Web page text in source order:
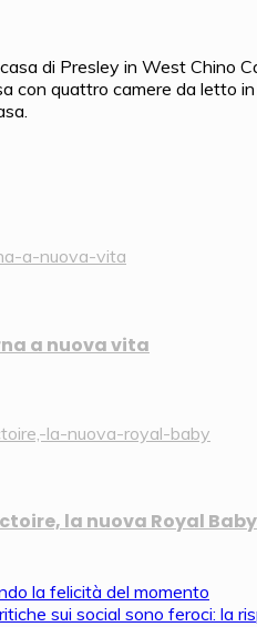
di Presley in West
con quattro camere da letto
a nuova vita
la nuova Royal Baby
la felicità del momento
sui social sono feroci: la